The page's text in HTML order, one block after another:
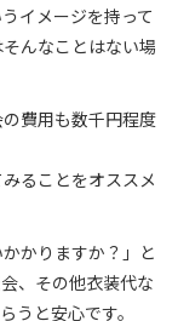
イメージを持って
んなことはない場
費用も数千円程度
ることをオススメ
かりますか？」と
、その他衣装代な
うと安心です。